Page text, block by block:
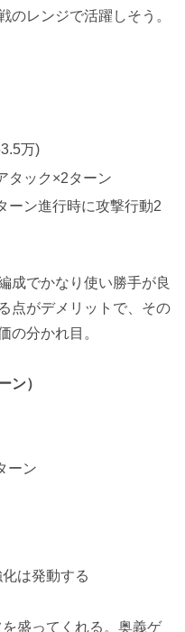
のレンジで活躍しそう。
万)
タック×2ターン
ーン進行時に攻撃行動2
成でかなり使い勝手が良
点がデメリットで、その
の分かれ目。
ン）
ーン
は発動する
盛ってくれる。 奥義ゲ